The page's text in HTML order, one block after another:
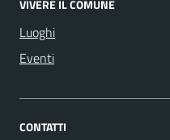
VIVERE IL COMUNE
Luoghi
Eventi
CONTATTI